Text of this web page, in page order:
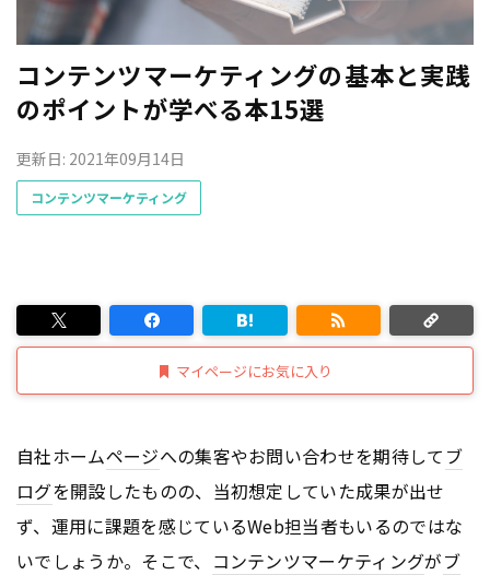
コンテンツマーケティングの基本と実践
のポイントが学べる本15選
更新日: 2021年09月14日
コンテンツマーケティング
マイページにお気に入り
自社ホームページへの集客やお問い合わせを期待して ブ
ログを開設したものの、当初想定していた成果が出せ
ず、運用に課題を感じているWeb担当者もいるのではな
いでしょうか。そこで、 コンテンツマーケティングがブ